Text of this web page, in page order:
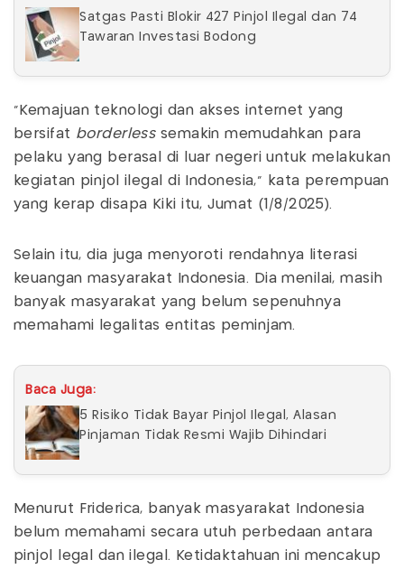
Satgas Pasti Blokir 427 Pinjol Ilegal dan 74
Tawaran Investasi Bodong
"Kemajuan teknologi dan akses internet yang
bersifat borderless semakin memudahkan para
pelaku yang berasal di luar negeri untuk melakukan
kegiatan pinjol ilegal di Indonesia," kata perempuan
yang kerap disapa Kiki itu, Jumat (1/8/2025).
Selain itu, dia juga menyoroti rendahnya literasi
keuangan masyarakat Indonesia. Dia menilai, masih
banyak masyarakat yang belum sepenuhnya
memahami legalitas entitas peminjam.
Baca Juga:
5 Risiko Tidak Bayar Pinjol Ilegal, Alasan
Pinjaman Tidak Resmi Wajib Dihindari
Menurut Friderica, banyak masyarakat Indonesia
belum memahami secara utuh perbedaan antara
pinjol legal dan ilegal. Ketidaktahuan ini mencakup